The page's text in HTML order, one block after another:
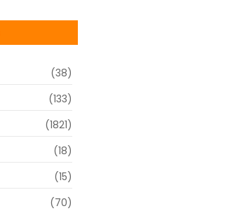
(38)
(133)
(1821)
(18)
(15)
(70)